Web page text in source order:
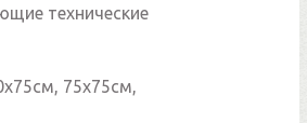
технические
75х75см,